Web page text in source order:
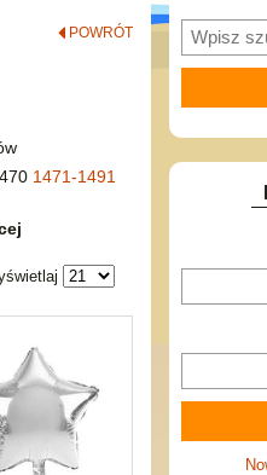
POWRÓT
1471-1491